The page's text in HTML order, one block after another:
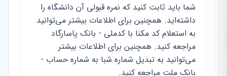
شما باید ثابت کنید که نمره قبولی آن دانشگاه را
داشته‌اید. همچنین برای اطلاعات بیشتر می‌توانید
به استعلام کد مکنا با کدملی - بانک پاسارگاد
مراجعه کنید. همچنین برای اطلاعات بیشتر
می‌توانید به تبدیل شماره شبا به شماره حساب -
بانک ملت مراجعه کنید.